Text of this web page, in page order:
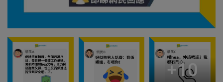
+10